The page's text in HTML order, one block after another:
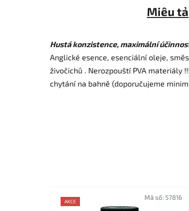
Miêu tả
Hustá konzistence, maximální
Anglické esence, esenciální oleje,
živočichů . Nerozpouští PVA materiály
chytání na bahně (doporučujeme
AKCE Mã số: 57816